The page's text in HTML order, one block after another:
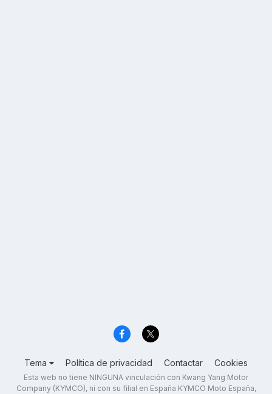
Tema Política de privacidad Contactar Cookies
Esta web no tiene NINGUNA vinculación con Kwang Yang Motor
Company (KYMCO), ni con su filial en España KYMCO Moto España,